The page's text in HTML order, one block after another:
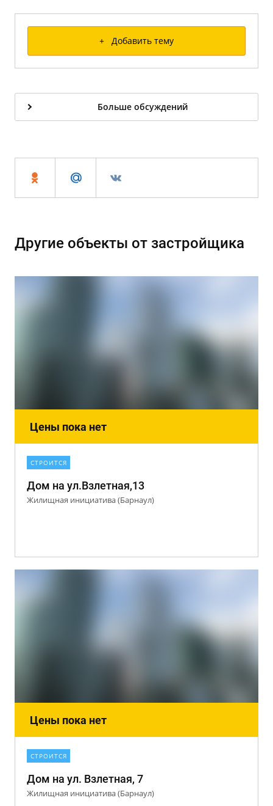
+ Добавить тему
Больше обсуждений
Другие объекты от застройщика
Цены пока нет
СТРОИТСЯ
Дом на ул.Взлетная,13
Жилищная инициатива (Барнаул)
Цены пока нет
СТРОИТСЯ
Дом на ул. Взлетная, 7
Жилищная инициатива (Барнаул)